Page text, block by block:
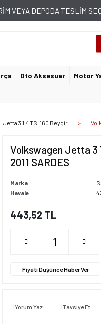
VEYA DEPODA TESLİM
Oto Aksesuar Motor
Jetta 3 1.4 TSI 160 Beygir
Volkswagen Jetta 3
2011 SARDES
Marka
Havale
443,52 TL
Fiyatı Düşünce Haber Ver
Yorum Yaz Tavsiye Et